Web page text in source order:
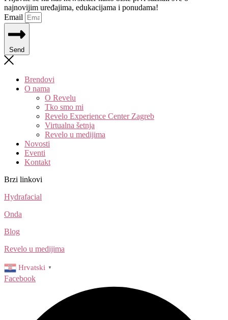
najnovijim uređajima, edukacijama i ponudama!
Email
Send
Brendovi
O nama
O Revelu
Tko smo mi
Revelo Experience Center Zagreb
Virtualna šetnja
Revelo u medijima
Novosti
Eventi
Kontakt
Brzi linkovi
Hydrafacial
Onda
Blog
Revelo u medijima
Hrvatski ▼
Facebook